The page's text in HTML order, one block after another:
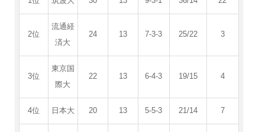
2位
流通経
済大
24 13 7-3-3 25/22 3
3位
東京国
際大
22 13 6-4-3 19/15 4
4位 日本大 20 13 5-5-3 21/14 7